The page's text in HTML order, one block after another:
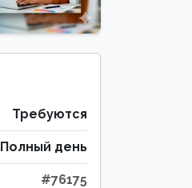
Требуются
Полный день
#76175